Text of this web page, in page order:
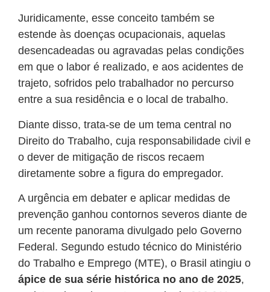
Juridicamente, esse conceito também se
estende às doenças ocupacionais, aquelas
desencadeadas ou agravadas pelas condições
em que o labor é realizado, e aos acidentes de
trajeto, sofridos pelo trabalhador no percurso
entre a sua residência e o local de trabalho.
Diante disso, trata-se de um tema central no
Direito do Trabalho, cuja responsabilidade civil e
o dever de mitigação de riscos recaem
diretamente sobre a figura do empregador.
A urgência em debater e aplicar medidas de
prevenção ganhou contornos severos diante de
um recente panorama divulgado pelo Governo
Federal. Segundo estudo técnico do Ministério
do Trabalho e Emprego (MTE), o Brasil atingiu o
ápice de sua série histórica no ano de 2025,